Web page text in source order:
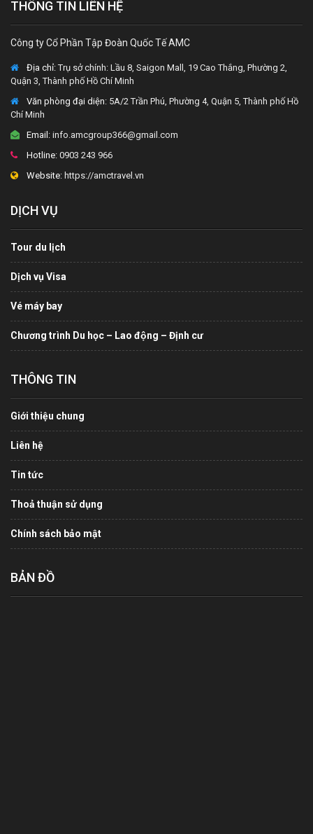
THÔNG TIN LIÊN HỆ
Công ty Cổ Phần Tập Đoàn Quốc Tế AMC
Địa chỉ:Trụ sở chính: Lầu 8, Saigon Mall, 19 Cao Thắng, Phường 2,
Quận 3, Thành phố Hồ Chí Minh
Văn phòng đại diện: 5A/2 Trần Phú, Phường 4, Quận 5, Thành phố Hồ
Chí Minh
Email: info.amcgroup366@gmail.com
Hotline: 0903 243 966
Website: https://amctravel.vn
DỊCH VỤ
Tour du lịch
Dịch vụ Visa
Vé máy bay
Chương trình Du học – Lao động – Định cư
THÔNG TIN
Giới thiệu chung
Liên hệ
Tin tức
Thoả thuận sử dụng
Chính sách bảo mật
BẢN ĐỒ